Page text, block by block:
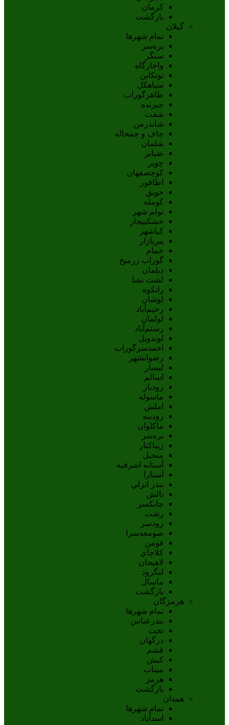
کرمان
بازگشت
گیلان
تمام شهر‌ها
پره‌سر
سنگر
واجارگاه
توتکابن
سیاهکل
طاهرگوراب
جیرنده
شفت
شاندرمن
چاف و چمخاله
شلمان
ضیابر
چوبر
کوچصفهان
اطاقور
حویق
کومله
تولم شهر
خشکبیجار
کیاشهر
پیربازار
خمام
گوراب زرمیخ
دیلمان
لشت نشا
رانکوه
لوشان
رحیم‌آباد
لولمان
رستم‌آباد
لوندویل
احمدسرگوراب
رضوانشهر
لیسار
اسالم
رودبار
ماسوله
املش
رودبنه
ماکلوان
بره‌سر
زیباکنار
منجیل
آستانه اشرفيه
آستارا
بندر انزلي
تالش
چابکسر
رشت
رودسر
صومعه‌سرا
فومن
کلاچاي
لاهيجان
لنگرود
ماسال
بازگشت
هرمزگان
تمام شهر‌ها
بندرعباس
تخت
درگهان
قشم
کيش
ميناب
هرمز
بازگشت
همدان
تمام شهر‌ها
اسدآباد